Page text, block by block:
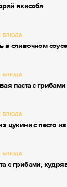
якисоба
БЛЮДА
в сливочном
БЛЮДА
паста с
БЛЮДА
цукини с песто
БЛЮДА
с грибами,